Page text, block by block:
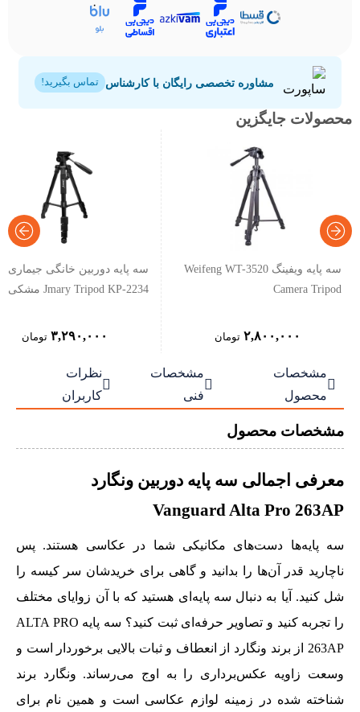
مشاوره تخصصی رایگان با کارشناس تماس بگیرید!
محصولات جایگزین
سه پایه ویفینگ Weifeng WT-3520
Camera Tripod
۲,۸۰۰,۰۰۰ تومان
سه پایه دوربین خانگی جیماری
Jmary Tripod KP-2234 مشکی
۳,۲۹۰,۰۰۰ تومان

مشخصات
محصول

مشخصات
فنی

نظرات
کاربران
مشخصات محصول
معرفی اجمالی سه پایه دوربین ونگارد
Vanguard Alta Pro 263AP
سه پایه‌ها دست‌های مکانیکی شما در عکاسی هستند. پس
ناچارید قدر آن‌ها را بدانید و گاهی برای خریدشان سر کیسه را
شل کنید. آیا به دنبال سه پایه‌ای هستید که با آن زوایای مختلف
را تجربه کنید و تصاویر حرفه‌ای ثبت کنید؟ سه پایه ALTA PRO
263AP از برند ونگارد از انعطاف و ثبات بالایی برخوردار است و
وسعت زاویه عکس‌برداری را به اوج می‌رساند. ونگارد برند
شناخته شده در زمینه لوازم عکاسی است و همین نام برای